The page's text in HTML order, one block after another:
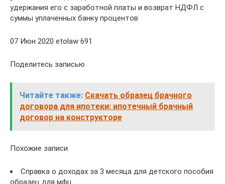
удержания его с заработной платы и возврат НДФЛ с
суммы уплаченных банку процентов
07 Июн 2020 etolaw 691
Поделитесь записью
Читайте также: Скачать образец брачного
договора для ипотеки: ипотечный брачный
договор на конструкторе
Похожие записи
Справка о доходах за 3 месяца для детского пособия
образец для мфц